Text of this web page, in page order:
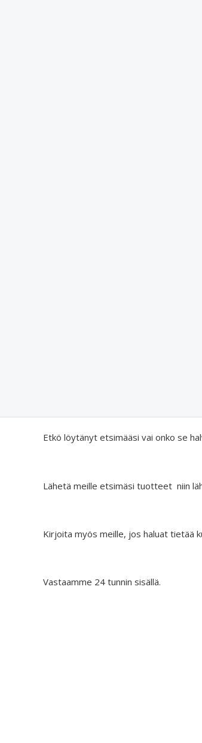
Etkö löytänyt etsimääsi vai onko se
Lähetä meille etsimäsi tuotteet niin
Kirjoita myös meille, jos haluat tietää
Vastaamme 24 tunnin sisällä.